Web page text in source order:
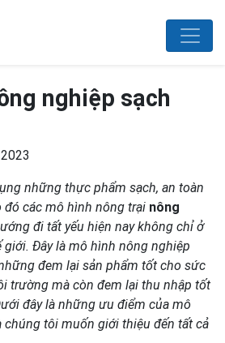
nghiệp sạch
những thực phẩm sạch, an toàn
đó các mô hình nông trại nông
đi tất yếu hiện nay không chỉ ở
giới. Đây là mô hình nông nghiệp
đem lại sản phẩm tốt cho sức
trường mà còn đem lại thu nhập tốt
đây là những ưu điểm của mô
chúng tôi muốn giới thiệu đến tất cả